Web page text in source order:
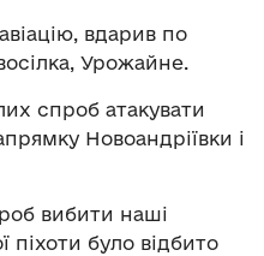
вдарив по
Урожайне.
спроб атакувати
Новоандріївки і
вибити наші
піхоти було відбито